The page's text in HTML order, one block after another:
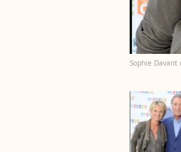
Sophie